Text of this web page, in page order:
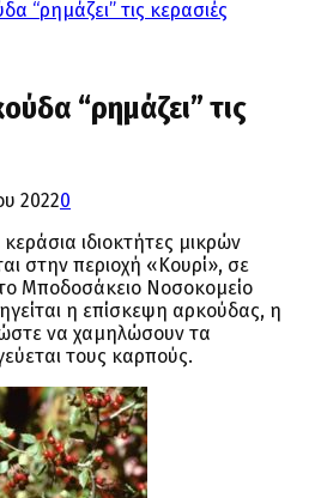
“ρημάζει” τις κερασιές
“ρημάζει” τις
20220
ιδιοκτήτες μικρών
στην περιοχή «Κουρί», σε
Μποδοσάκειο Νοσοκομείο
η επίσκεψη αρκούδας, η
να χαμηλώσουν τα
τους καρπούς.